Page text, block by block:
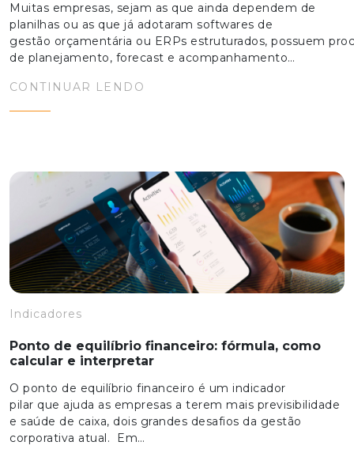
Muitas empresas, sejam as que ainda dependem de
planilhas ou as que já adotaram softwares de
gestão orçamentária ou ERPs estruturados, possuem
de planejamento, forecast e acompanhamento…
CONTINUAR LENDO
Indicadores
Ponto de equilíbrio financeiro: fórmula, como
calcular e interpretar
O ponto de equilíbrio financeiro é um indicador
pilar que ajuda as empresas a terem mais previsibilidade
e saúde de caixa, dois grandes desafios da gestão
corporativa atual. Em…